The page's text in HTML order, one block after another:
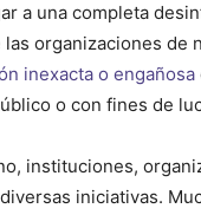
a una completa
organizaciones de
inexacta o engañosa
o con fines de
instituciones,
iniciativas.